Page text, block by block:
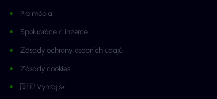
Pro média
Spolupráce a inzerce
Zásady ochrany osobních údajů
Zásady cookies
🇸🇰 Vyhraj.sk